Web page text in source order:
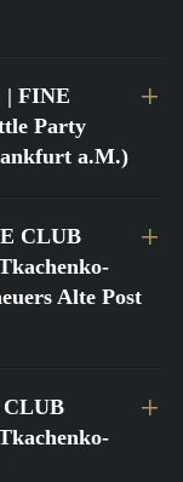
| FINE
Party
a.M.)
CLUB
Alte Post